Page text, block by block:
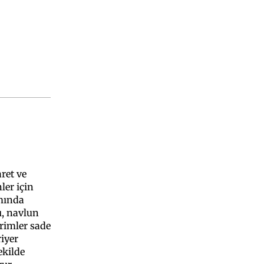
ve
için
navlun
sade